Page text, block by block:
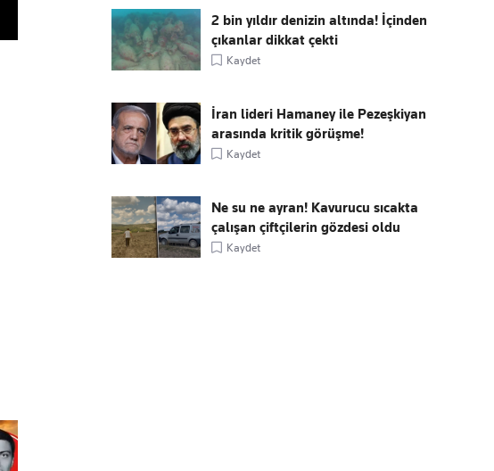
2 bin yıldır denizin altında! İçinden
çıkanlar dikkat çekti
Kaydet
İran lideri Hamaney ile Pezeşkiyan
arasında kritik görüşme!
Kaydet
Ne su ne ayran! Kavurucu sıcakta
çalışan çiftçilerin gözdesi oldu
Kaydet